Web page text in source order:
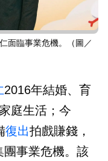
面臨事業危機。（圖／
2016年結婚、育
庭生活；今
復出拍戲賺錢，
團事業危機。該